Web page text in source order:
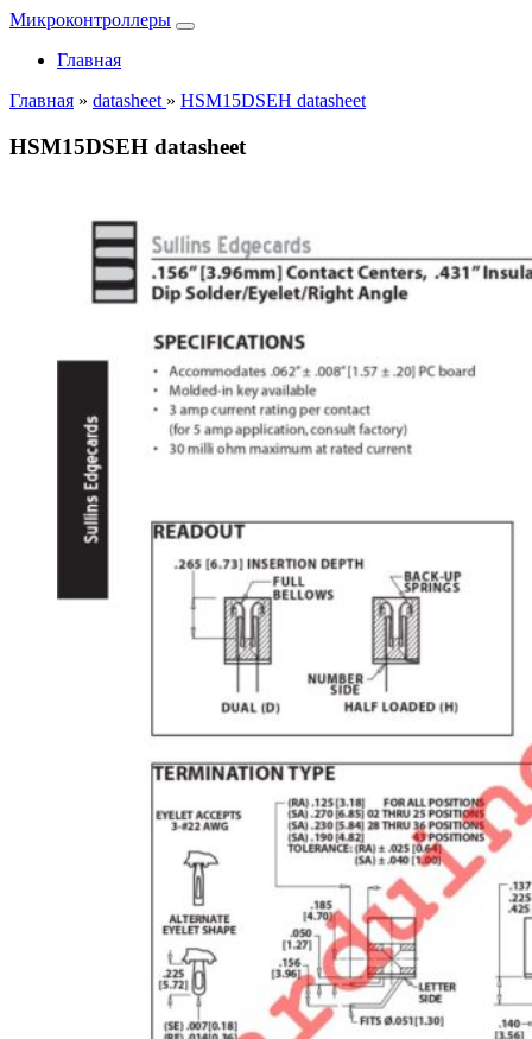
Микроконтроллеры
Главная
Главная » datasheet » HSM15DSEH datasheet
HSM15DSEH datasheet